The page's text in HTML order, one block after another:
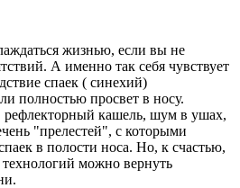
жизнью, если вы не
А именно так себя чувствует
спаек ( синехий)
полностью просвет в носу.
рефлекторный кашель, шум в ушах,
"прелестей", с которыми
в полости носа. Но, к счастью,
можно вернуть